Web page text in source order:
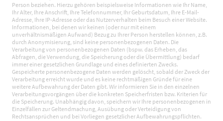
Person beziehen. Hierzu gehören beispielsweise Informationen wie Ihr Name,
Ihr Alter, Ihre Anschrift, Ihre Telefonnummer, Ihr Geburtsdatum, Ihre E-Mail-
Adresse, Ihre IP-Adresse oder das Nutzerverhalten beim Besuch einer Website.
Informationen, bei denen wir keinen (oder nur mit einem
unverhältnismäßigen Aufwand) Bezug zu Ihrer Person herstellen können, z.B.
durch Anonymisierung, sind keine personenbezogenen Daten. Die
Verarbeitung von personenbezogenen Daten (bspw. das Erheben, das
Abfragen, die Verwendung, die Speicherung oder die Übermittlung) bedarf
immer einer gesetzlichen Grundlage und eines definierten Zwecks.
Gespeicherte personenbezogene Daten werden gelöscht, sobald der Zweck der
Verarbeitung erreicht wurde und es keine rechtmäßigen Gründe für eine
weitere Aufbewahrung der Daten gibt. Wir informieren Sie in den einzelnen
Verarbeitungsvorgängen über die konkreten Speicherfristen bzw. Kriterien für
die Speicherung. Unabhängig davon, speichern wir Ihre personenbezogenen in
Einzelfällen zur Geltendmachung, Ausübung oder Verteidigung von
Rechtsansprüchen und bei Vorliegen gesetzlicher Aufbewahrungspflichten.